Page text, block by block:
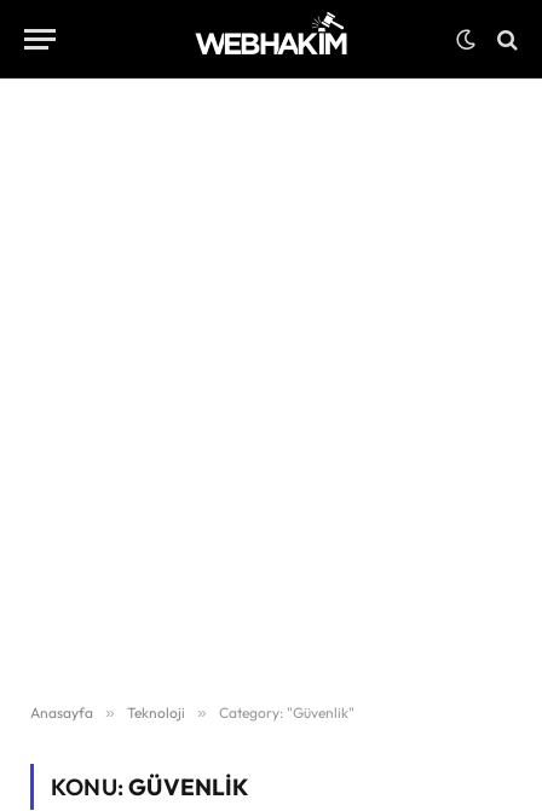
Anasayfa » Teknoloji » Category: "Güvenlik"
KONU:GÜVENLIK